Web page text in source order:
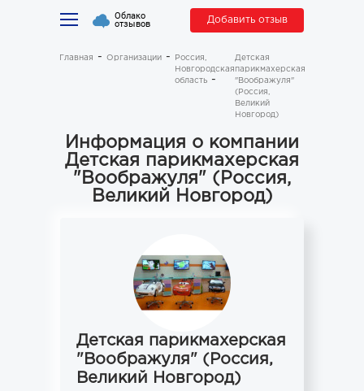
Облако
отзывов Добавить отзыв
Главная Организации
Россия,
Новгородская
область
Детская
парикмахерская
"Воображуля"
(Россия,
Великий
Новгород)
Информация о компании
Детская парикмахерская
"Воображуля" (Россия,
Великий Новгород)
Детская парикмахерская
"Воображуля" (Россия,
Великий Новгород)